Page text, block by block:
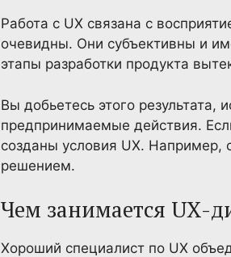
Работа с UX связана с
очевидны. Они субъективны и
этапы разработки продукта
Вы добьетесь этого результата,
предпринимаемые действия.
созданы условия UX. Например,
решением.
Чем занимается UX-
Хороший специалист по UX